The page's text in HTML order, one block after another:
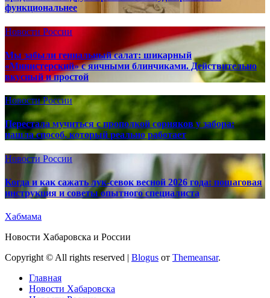
функциональнее
Новости России
Мы забыли гениальный салат: шикарный
«Министерский» с яичными блинчиками. Действительно
вкусный и простой
Новости России
Перестала мучиться с прополкой сорняков у забора:
нашла способ, который реально работает
Новости России
Когда и как сажать лук-севок весной 2026 года: пошаговая
инструкция и советы опытного специалиста
Хабмама
Новости Хабаровска и России
Copyright © All rights reserved | Blogus от Themeansar.
Главная
Новости Хабаровска